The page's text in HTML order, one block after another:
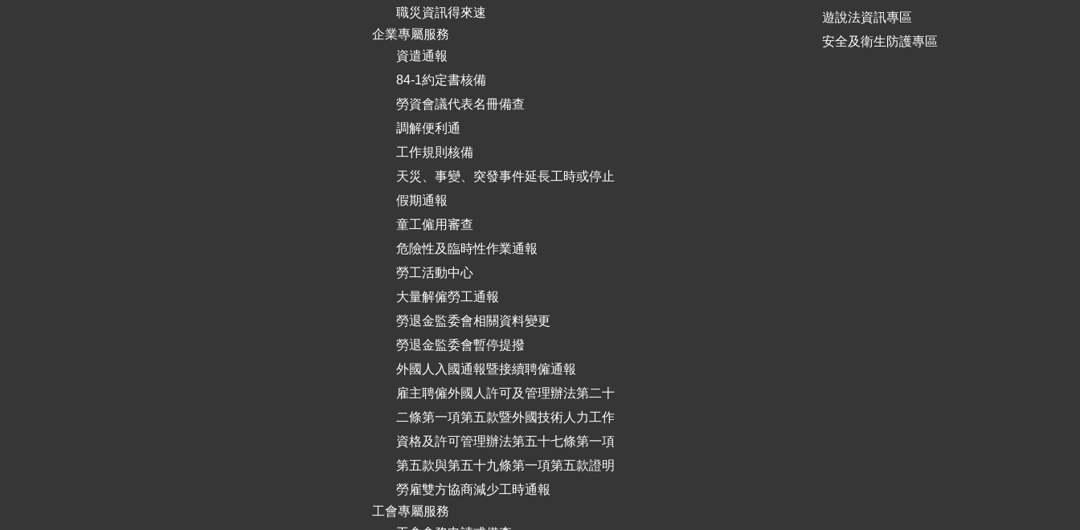
職災資訊得來速
企業專屬服務
資遣通報
84-1約定書核備
勞資會議代表名冊備查
調解便利通
工作規則核備
天災、事變、突發事件延長工時或停止
假期通報
童工僱用審查
危險性及臨時性作業通報
勞工活動中心
大量解僱勞工通報
勞退金監委會相關資料變更
勞退金監委會暫停提撥
外國人入國通報暨接續聘僱通報
雇主聘僱外國人許可及管理辦法第二十
二條第一項第五款暨外國技術人力工作
資格及許可管理辦法第五十七條第一項
第五款與第五十九條第一項第五款證明
勞雇雙方協商減少工時通報
工會專屬服務
遊說法資訊專區
安全及衛生防護專區